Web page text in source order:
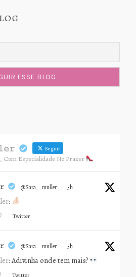
Seguir
Com Especialidade No Prazer
@sara__muller · 5h
:
Twitter
@sara__muller · 5h
: Adivinha onde tem mais?
Twitter